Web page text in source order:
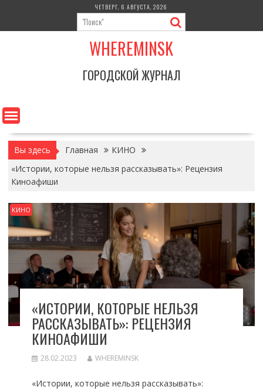
содержимому
ЧЕТВЕРГ, 6 АВГУСТА, 2026
WHEREMINSK
ГОРОДСКОЙ ЖУРНАЛ
Вы здесь Главная
КИНО
«Истории, которые нельзя рассказывать»: Рецензия
Киноафиши
КИНО
«ИСТОРИИ, КОТОРЫЕ НЕЛЬЗЯ
РАССКАЗЫВАТЬ»: РЕЦЕНЗИЯ
КИНОАФИШИ
28.02.2023 WHEREMINSK
«Истории, которые нельзя рассказывать»: